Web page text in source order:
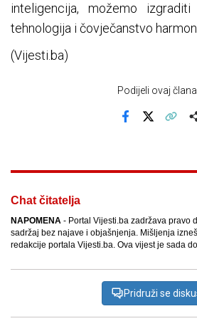
inteligencija, možemo
tehnologija i čovječanstvo
(Vijesti.ba)
Podijeli ovaj
Chat čitatelja
NAPOMENA - Portal Vijesti.ba zadržava pravo
sadržaj bez najave i objašnjenja. Mišljenja
redakcije portala Vijesti.ba. Ova vijest je sada
Pridruži se